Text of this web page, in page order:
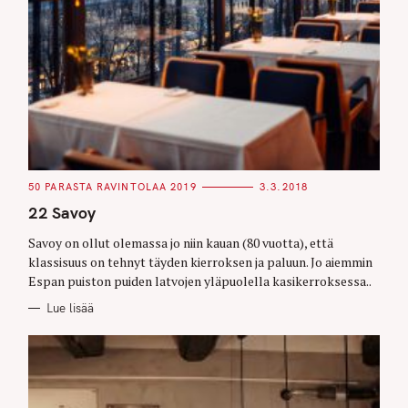
C
T
E
O
R
I
S
50 PARASTA RAVINTOLAA 2019 3.3.2018
22 Savoy
Savoy on ollut olemassa jo niin kauan (80 vuotta), että
klassisuus on tehnyt täyden kierroksen ja paluun. Jo aiemmin
Espan puiston puiden latvojen yläpuolella kasikerroksessa..
Lue lisää
r
c
h
f
o
: